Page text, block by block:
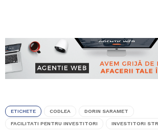
ETICHETE CODLEA DORIN SARAMET
FACILITATI PENTRU INVESTITORI INVESTITORI